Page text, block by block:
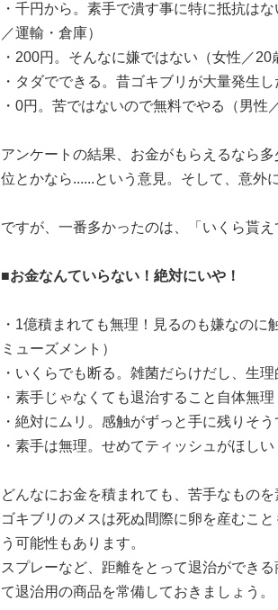
・千円から。素手で潰す事に特に抵抗は
／運輸・倉庫）
・200円。そんなに嫌ではない（女性／20
・タダでできる。昔ゴキブリが大量発生
・0円。苦ではないので無料でやる（男性
アンケートの結果、お金がもらえるなら
位とかなら......という意見。そして、意外
ですが、一番多かったのは、「いくら貰え
■お金なんていらない！絶対にいや！
・1億積まれても無理！見るのも嫌なの
ミューズメント）
・いくらでも断る。雑菌だらけだし、生
・素手じゃなくても退治すること自体無
・絶対にムリ。感触がずっと手に残りそ
・素手は無理。せめてティッシュがほし
どんなにお金を積まれても、苦手なもの
ゴキブリのメスは死ぬ間際に卵を産むこ
う可能性もあります。
スプレーなど、距離をとって退治ができ
て退治用の商品を常備しておきましょう。